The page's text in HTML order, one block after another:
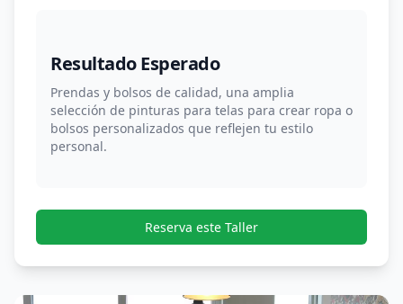
Resultado Esperado
Prendas y bolsos de calidad, una amplia
selección de pinturas para telas para crear ropa o
bolsos personalizados que reflejen tu estilo
personal.
Reserva este Taller